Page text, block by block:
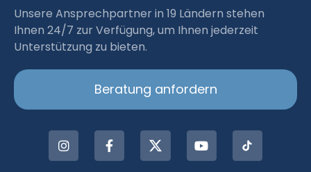
Unsere Ansprechpartner in 19 Ländern stehen
Ihnen 24/7 zur Verfügung, um Ihnen jederzeit
Unterstützung zu bieten.
Beratung anfordern